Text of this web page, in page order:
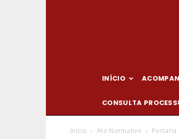
INÍCIO
CONSULTA
Início Ato Normativo Portaria